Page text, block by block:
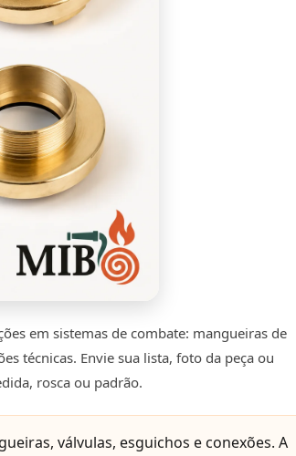
em sistemas de combate: mangueiras de
técnicas. Envie sua lista, foto da peça ou
rosca ou padrão.
válvulas, esguichos e conexões. A